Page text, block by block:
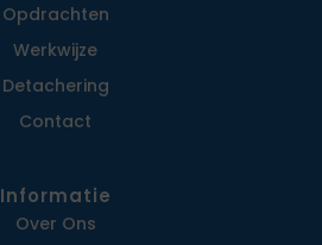
Opdrachten
Werkwijze
Detachering
Contact
Informatie
Over Ons